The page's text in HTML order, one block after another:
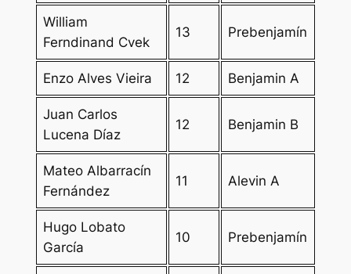
William
Ferndinand Cvek
13 Prebenjamín
Enzo Alves Vieira 12 Benjamin A
Juan Carlos
Lucena Díaz
12 Benjamin B
Mateo Albarracín
Fernández
11 Alevin A
Hugo Lobato
García
10 Prebenjamín